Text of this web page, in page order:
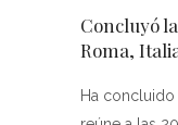
Concluyó
Roma,
Ha